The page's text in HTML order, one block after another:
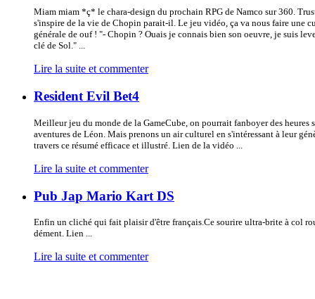
Miam miam *ç* le chara-design du prochain RPG de Namco sur 360.
s'inspire de la vie de Chopin parait-il. Le jeu vidéo, ça va nous faire une
générale de ouf ! "- Chopin ? Ouais je connais bien son oeuvre, je suis
clé de Sol." ...
Lire la suite et commenter
Resident Evil Bet4
Meilleur jeu du monde de la GameCube, on pourrait fanboyer des heures
aventures de Léon. Mais prenons un air culturel en s'intéressant à leur
travers ce résumé efficace et illustré. Lien de la vidéo ...
Lire la suite et commenter
Pub Jap Mario Kart DS
Enfin un cliché qui fait plaisir d'être français.Ce sourire ultra-brite à col
dément. Lien ...
Lire la suite et commenter